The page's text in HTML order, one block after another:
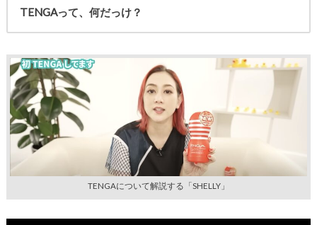
TENGAって、何だっけ？
TENGAについて解説する「SHELLY」